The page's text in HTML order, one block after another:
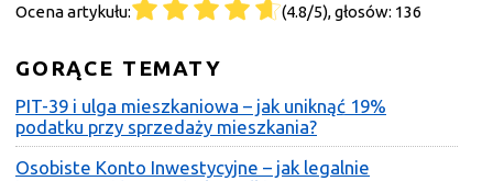
Ocena artykułu: (4.8/5), głosów: 136
GORĄCE TEMATY
PIT-39 i ulga mieszkaniowa – jak uniknąć 19%
podatku przy sprzedaży mieszkania?
Osobiste Konto Inwestycyjne – jak legalnie